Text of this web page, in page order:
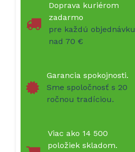
Doprava kuriérom
zadarmo
pre každú objednávku
nad 70 €
Garancia spokojnosti.
Sme spoločnosť s 20
ročnou tradíciou.
Viac ako 14 500
položiek skladom.